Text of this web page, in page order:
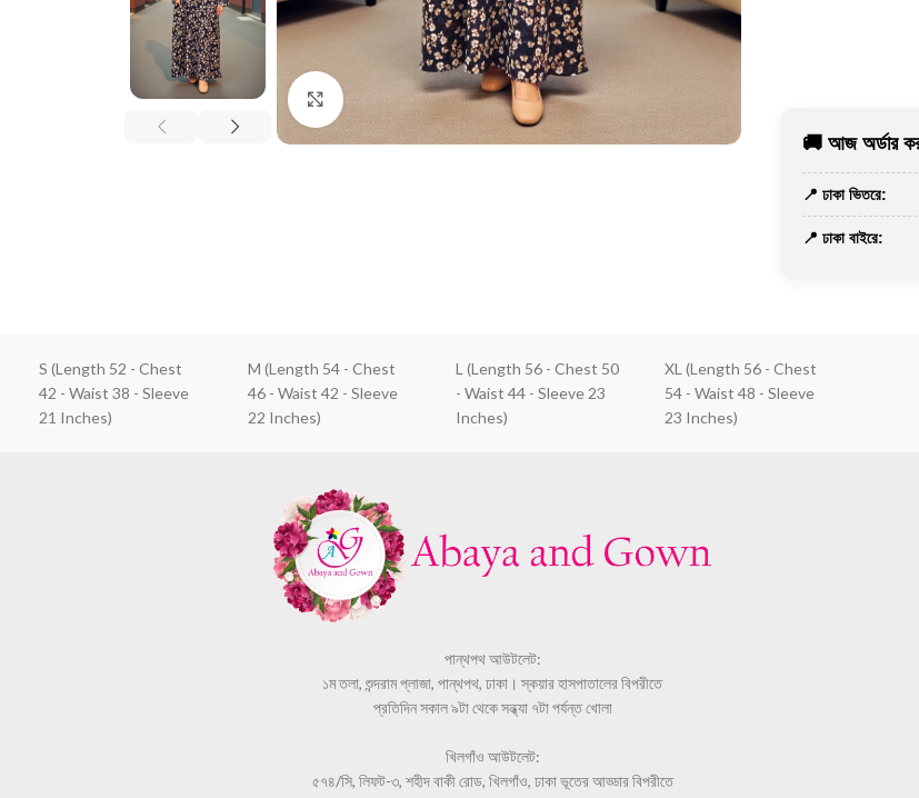
Click to enlarge
🚚 আজ অর্ডার
📍 ঢাকা ভিতরে:
📍 ঢাকা বাইরে:
S (Length 52 - Chest
42 - Waist 38 - Sleeve
21 Inches)
M (Length 54 - Chest
46 - Waist 42 - Sleeve
22 Inches)
L (Length 56 - Chest 50
- Waist 44 - Sleeve 23
Inches)
XL (Length 56 - Chest
54 - Waist 48 - Sleeve
23 Inches)
পান্থপথ আউটলেট:
১ম তলা, শুন্দরাম প্লাজা, পান্থপথ, ঢাকা। স্কয়ার হাসপাতালের বিপরীতে
প্রতিদিন সকাল ৯টা থেকে সন্ধ্যা ৭টা পর্যন্ত খোলা
খিলগাঁও আউটলেট:
৫৭৪/সি, লিফট-৩, শহীদ বাকী রোড, খিলগাঁও, ঢাকা ভূতের আড্ডার বিপরীতে